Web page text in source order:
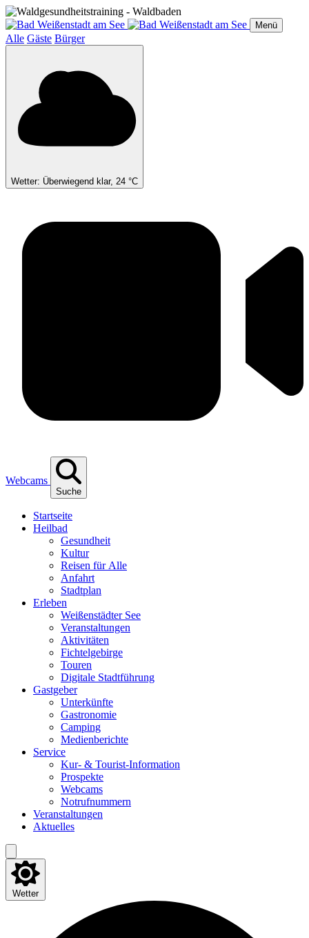
Direkt
zum
Inhalt
Menü
Alle Gäste Bürger
Wetter: Überwiegend klar, 24 °C
Webcams
Suche
Start­sei­te
Heil­bad
Gesund­heit
Kul­tur
Rei­sen für Alle
Anfahrt
Stadt­plan
Erle­ben
Wei­ßen­städ­ter See
Ver­an­stal­tun­gen
Akti­vi­tä­ten
Fich­tel­ge­bir­ge
Tou­ren
Digi­ta­le Stadtführung
Gast­ge­ber
Unter­künf­te
Gas­tro­no­mie
Cam­ping
Medi­en­be­rich­te
Ser­vice
Kur- & Tourist-Information
Pro­spek­te
Web­cams
Not­ruf­num­mern
Ver­an­stal­tun­gen
Aktu­el­les
Wetter